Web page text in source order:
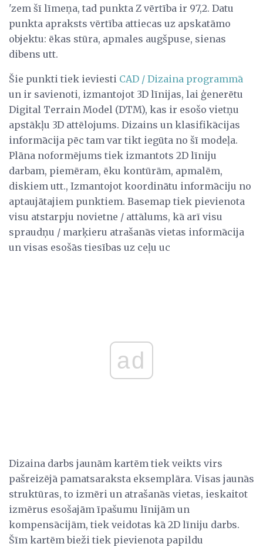
'zem šī līmeņa, tad punkta Z vērtība ir 97,2. Datu
punkta apraksts vērtība attiecas uz apskatāmo
objektu: ēkas stūra, apmales augšpuse, sienas
dibens utt.
Šie punkti tiek ieviesti CAD / Dizaina programmā
un ir savienoti, izmantojot 3D līnijas, lai ģenerētu
Digital Terrain Model (DTM), kas ir esošo vietņu
apstākļu 3D attēlojums. Dizains un klasifikācijas
informācija pēc tam var tikt iegūta no šī modeļa.
Plāna noformējums tiek izmantots 2D līniju
darbam, piemēram, ēku kontūrām, apmalēm,
diskiem utt., Izmantojot koordinātu informāciju no
aptaujātajiem punktiem. Basemap tiek pievienota
visu atstarpju novietne / attālums, kā arī visu
spraudņu / marķieru atrašanās vietas informācija
un visas esošās tiesības uz ceļu uc
ad
Dizaina darbs jaunām kartēm tiek veikts virs
pašreizējā pamatsaraksta eksemplāra. Visas jaunās
struktūras, to izmēri un atrašanās vietas, ieskaitot
izmērus esošajām īpašumu līnijām un
kompensācijām, tiek veidotas kā 2D līniju darbs.
Šīm kartēm bieži tiek pievienota papildu